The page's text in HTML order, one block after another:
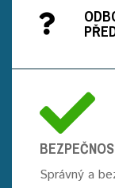
Správný a